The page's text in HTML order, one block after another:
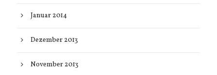
Januar 2014
Dezember 2013
November 2013